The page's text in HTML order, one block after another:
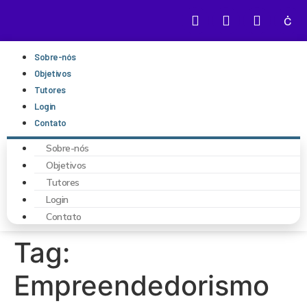
Sobre-nós
Objetivos
Tutores
Login
Contato
Sobre-nós
Objetivos
Tutores
Login
Contato
Tag:
Empreendedorismo